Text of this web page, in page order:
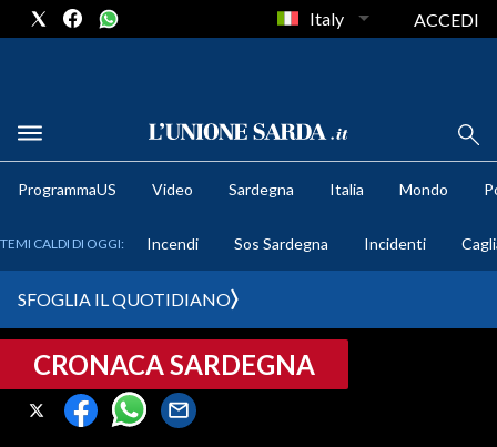
METEO
CRONACA SARDEGNA
CAGLIARI
Italy ACCEDI
ProgrammaUS Video Sardegna Italia Mondo
TEMI CALDI DI OGGI: Incendi Sos Sardegna Incidenti
SFOGLIA IL QUOTIDIANO
CRONACA SARDEGNA